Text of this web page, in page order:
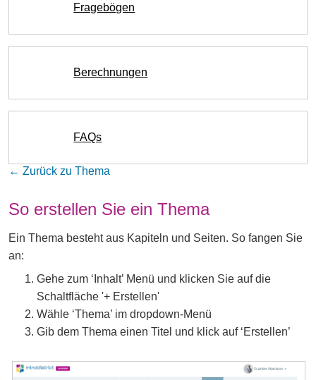
Fragebögen
Berechnungen
FAQs
← Zurück zu Thema
So erstellen Sie ein Thema
Ein Thema besteht aus Kapiteln und Seiten. So fangen Sie
an:
Gehe zum ‘Inhalt’ Menü und klicken Sie auf die
Schaltfläche '+ Erstellen'
Wähle ‘Thema’ im dropdown-Menü
Gib dem Thema einen Titel und klick auf ‘Erstellen’